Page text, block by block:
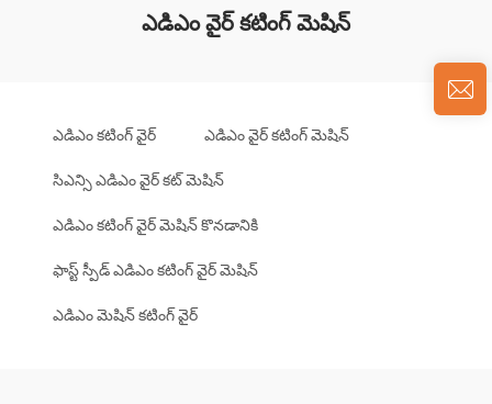
ఎడిఎం వైర్ కటింగ్ మెషిన్
ఎడిఎం కటింగ్ వైర్ ఎడిఎం వైర్ కటింగ్ మెషిన్
సిఎన్సి ఎడిఎం వైర్ కట్ మెషిన్
ఎడిఎం కటింగ్ వైర్ మెషిన్ కొనడానికి
ఫాస్ట్ స్పీడ్ ఎడిఎం కటింగ్ వైర్ మెషిన్
ఎడిఎం మెషిన్ కటింగ్ వైర్